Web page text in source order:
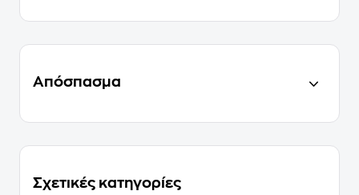
Απόσπασμα
Σχετικές κατηγορίες